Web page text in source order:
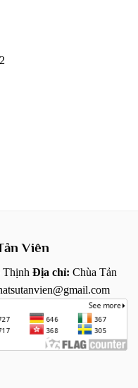
Viên
Thịnh Địa chỉ: Chùa Tản